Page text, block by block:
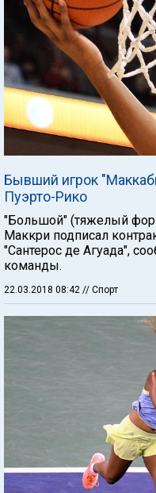
Бывший игрок
Пуэрто-Рико
"Большой" (тяжелый
Маккри подписал
"Сантерос де Агуада",
команды.
22.03.2018 08:42 // Спорт